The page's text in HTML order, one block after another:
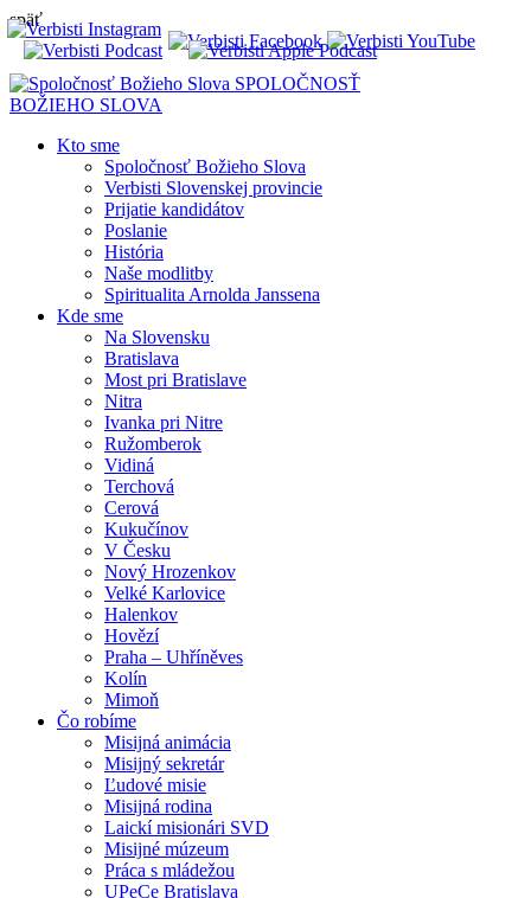
späť
SPOLOČNOSŤ
BOŽIEHO SLOVA
Kto sme
Spoločnosť Božieho Slova
Verbisti Slovenskej provincie
Prijatie kandidátov
Poslanie
História
Naše modlitby
Spiritualita Arnolda Janssena
Kde sme
Na Slovensku
Bratislava
Most pri Bratislave
Nitra
Ivanka pri Nitre
Ružomberok
Vidiná
Terchová
Cerová
Kukučínov
V Česku
Nový Hrozenkov
Velké Karlovice
Halenkov
Hovězí
Praha – Uhříněves
Kolín
Mimoň
Čo robíme
Misijná animácia
Misijný sekretár
Ľudové misie
Misijná rodina
Laickí misionári SVD
Misijné múzeum
Práca s mládežou
UPeCe Bratislava